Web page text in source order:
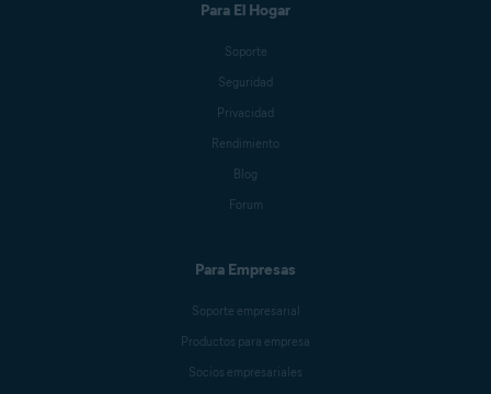
Benjamin Gorman
Jessica Valasek Estenssoro
Melanie Weber
Crissy Joshua
Antoinette Cocorinos
Para El Hogar
Soporte
Seguridad
Privacidad
Rendimiento
Blog
Forum
Para Empresas
Soporte empresarial
Productos para empresa
Socios empresariales